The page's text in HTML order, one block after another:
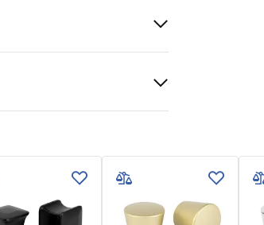
_5.pdf